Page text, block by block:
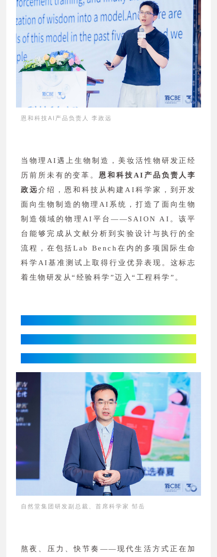
恩和科技AI产品负责人 李政远
当物理AI遇上生物制造，美妆活性物研发正经
历前所未有的变革。 恩和科技AI产品负责人李
政远介绍，恩和科技从构建AI科学家，到开发
面向生物制造的物理AI系统，打造了面向生物
制造领域的物理AI平台——SAION AI。该平
台能够完成从文献分析到实验设计与执行的全
流程，在包括Lab Bench在内的多项国际生命
科学AI基准测试上取得行业优异表现。这标志
着生物研发从“经验科学”迈入“工程科学”。
自然堂集团研发副总裁、首席科学家 邹岳
熬夜、压力、快节奏——现代生活方式正在加